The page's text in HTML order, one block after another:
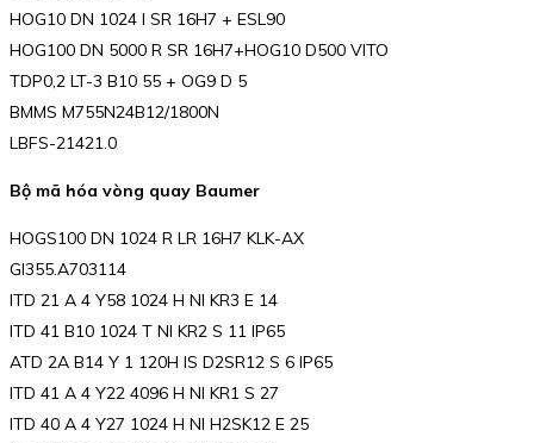
HOG10 DN 1024 I SR 16H7 + ESL90
HOG100 DN 5000 R SR 16H7+HOG10 D500 VITO
TDP0,2 LT-3 B10 55 + OG9 D 5
BMMS M755N24B12/1800N
LBFS-21421.0
Bộ mã hóa vòng quay Baumer
HOGS100 DN 1024 R LR 16H7 KLK-AX
GI355.A703114
ITD 21 A 4 Y58 1024 H NI KR3 E 14
ITD 41 B10 1024 T NI KR2 S 11 IP65
ATD 2A B14 Y 1 120H IS D2SR12 S 6 IP65
ITD 41 A 4 Y22 4096 H NI KR1 S 27
ITD 40 A 4 Y27 1024 H NI H2SK12 E 25